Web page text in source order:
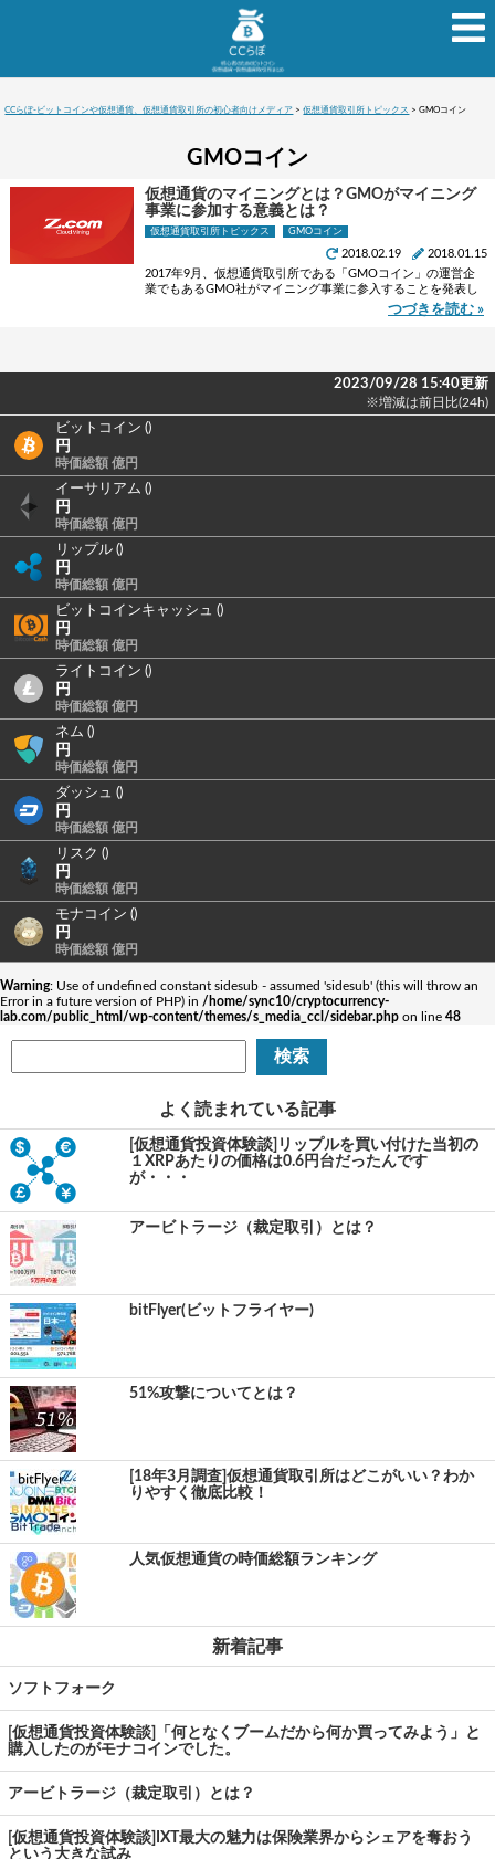
CCらぼ-ビットコインや仮想通貨、仮想通貨取引所の初心者向けメディア >仮想通貨取引所トピックス >GMOコイン
GMOコイン
仮想通貨のマイニングとは？GMOがマイニング
事業に参加する意義とは？
仮想通貨取引所トピックス GMOコイン
2018.01.15
2018.02.19
2017年9月、仮想通貨取引所である「GMOコイン」の運営企
業でもあるGMO社がマイニング事業に参入することを発表し
ました。 ※(2月9日追記) 2018年8月（予定）より、クラウドマ
つづきを読む »
2023/09/28 15:40更新
※増減は前日比(24h)
ビットコイン ()
円
時価総額 億円
イーサリアム ()
円
時価総額 億円
リップル ()
円
時価総額 億円
ビットコインキャッシュ ()
円
時価総額 億円
ライトコイン ()
円
時価総額 億円
ネム ()
円
時価総額 億円
ダッシュ ()
円
時価総額 億円
リスク ()
円
時価総額 億円
モナコイン ()
円
時価総額 億円
Warning: Use of undefined constant sidesub - assumed 'sidesub' (this will throw an
Error in a future version of PHP) in /home/sync10/cryptocurrency-
lab.com/public_html/wp-content/themes/s_media_ccl/sidebar.php on line 48
よく読まれている記事
[仮想通貨投資体験談]リップルを買い付けた当初の
１XRPあたりの価格は0.6円台だったんです
が・・・
アービトラージ（裁定取引）とは？
bitFlyer(ビットフライヤー)
51%攻撃についてとは？
[18年3月調査]仮想通貨取引所はどこがいい？わか
りやすく徹底比較！
人気仮想通貨の時価総額ランキング
新着記事
ソフトフォーク
[仮想通貨投資体験談]「何となくブームだから何か買ってみよう」と
購入したのがモナコインでした。
アービトラージ（裁定取引）とは？
[仮想通貨投資体験談]IXT最大の魅力は保険業界からシェアを奪おう
という大きな試み